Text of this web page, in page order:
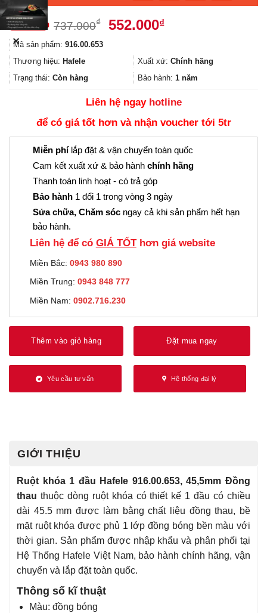
737.000₫
Giá
737.000₫.
552.000₫Giá
là:
552.000₫.
Mã sản phẩm: 916.00.653
Thương hiệu: Hafele Xuất xứ: Chính hãng
Trạng thái: Còn hàng Bảo hành: 1 năm
Liên hệ ngay hotline
để có giá tốt hơn và nhận voucher tới 5tr
Miễn phílắp đặt & vận chuyển toàn quốc
Cam kết xuất xứ & bảo hành chính hãng
Thanh toán linh hoạt - có trả góp
Bảo hành 1 đổi 1 trong vòng 3 ngày
Sửa chữa, Chăm sóc ngay cả khi sản phẩm hết hạn
bảo hành.
Liên hệ để có GIÁ TỐThơn giá website
Miền Bắc: 0943 980 890
Miền Trung: 0943 848 777
Miền Nam: 0902.716.230
Thêm vào giỏ hàng Đặt mua ngay
Yêu cầu tư vấn Hệ thống đại lý
GIỚI THIỆU
Ruột khóa 1 đầu Hafele 916.00.653, 45,5mm Đồng
thau thuộc dòng ruột khóa có thiết kế 1 đầu có chiều
dài 45.5 mm được làm bằng chất liệu đồng thau, bề
mặt ruột khóa được phủ 1 lớp đồng bóng bền màu với
thời gian. Sản phẩm được nhập khẩu và phân phối tại
Hệ Thống Hafele Việt Nam, bảo hành chính hãng, vận
chuyển và lắp đặt toàn quốc.
Thông số kĩ thuật
Màu: đồng bóng
✕